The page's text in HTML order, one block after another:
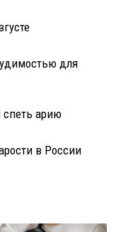
для
арию
в России